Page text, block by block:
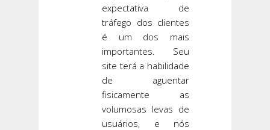
expectativa de
tráfego dos clientes
é um dos mais
importantes. Seu
site terá a habilidade
de aguentar
fisicamente as
volumosas levas de
usuários, e nós